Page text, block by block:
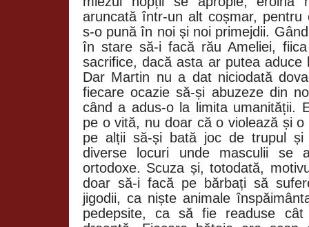
aruncată într-un alt coșmar,
s-o pună în noi și noi primejdii.
în stare să-i facă rău Ameliei,
sacrifice, dacă asta ar putea aduce
Dar Martin nu a dat niciodată
fiecare ocazie să-și abuzeze din
când a adus-o la limita umanității.
pe o vită, nu doar că o violează și
pe alții să-și bată joc de trupul și
diverse locuri unde masculii se
ortodoxe. Scuza și, totodată,
doar să-i facă pe bărbați să
jigodii, ca niște animale
pedepsite, ca să fie readuse